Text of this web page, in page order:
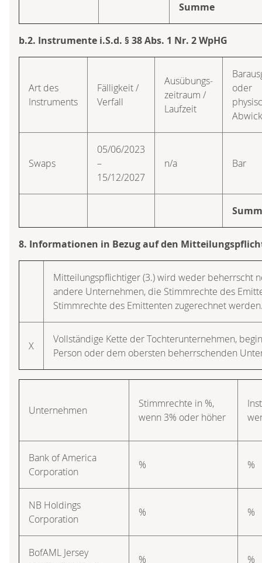
Summe
b.2. Instrumente i.S.d. § 38 Abs. 1 Nr. 2 WpHG
Art des
Instruments
Fälligkeit /
Verfall
Ausübungs­
zeitraum /
Laufzeit
oder
Swaps
05/06/2023
–
15/12/2027
n/a Bar
8. Informationen in Bezug auf den
Mitteilungspflichtiger (3.) wird weder beherrscht
andere Unternehmen, die Stimmrechte des
Stimmrechte des Emittenten zugerechnet
X
Vollständige Kette der Tochterunternehmen,
Person oder dem obersten beherrschenden
Unternehmen
Stimmrechte in %,
wenn 3% oder höher
Bank of America
Corporation
% %
NB Holdings
Corporation
% %
BofAML Jersey
% %